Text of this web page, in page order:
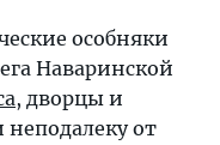
особняки
Наваринской
, дворцы и
от